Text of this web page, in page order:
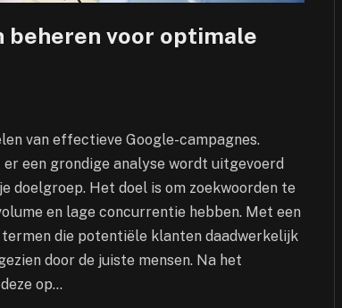
beheren voor optimale
van effectieve Google-campagnes.
een grondige analyse wordt uitgevoerd
doelgroep. Het doel is om zoekwoorden te
en lage concurrentie hebben. Met een
die potentiële klanten daadwerkelijk
door de juiste mensen. Na het
op…